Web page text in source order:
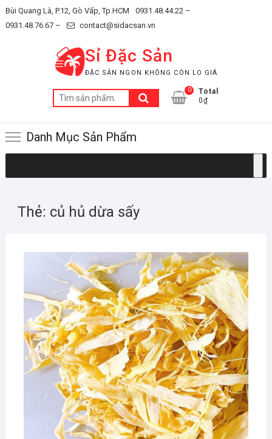
Skip
to
Bùi Quang Là, P.12, Gò Vấp, Tp.HCM
0931.48.44.22 –
0931.48.76.67 –
contact@sidacsan.vn
Sỉ Đặc Sản
ĐẶC SẢN NGON KHÔNG CÒN LO GIÁ
Tìm
kiếm:
0
Total
0₫
Danh Mục Sản Phẩm
Thẻ: củ hủ dừa sấy